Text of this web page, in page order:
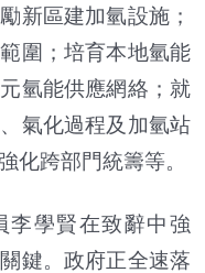
新區建加氫設施；
圍；培育本地氫能
氫能供應網絡；就
氣化過程及加氫站
化跨部門統籌等。
李學賢在致辭中強
鍵。政府正全速落